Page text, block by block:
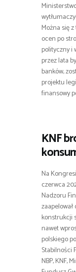
Można się
ocen po
polityczny i
przez lata
banków,
projektu
finansowy
KNF
Na
czerwca
Nadzoru
konstrukcji
nawet
polskiego
Stabilności
NBP, KNF,